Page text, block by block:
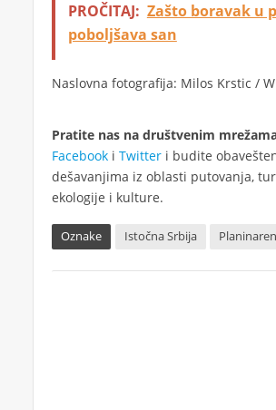
PROČITAJ: Zašto boravak u
poboljšava san
Naslovna fotografija: Milos Krstic /
Pratite nas na društvenim
Facebooki Twitteri budite
dešavanjima iz oblasti putovanja,
ekologije i kulture.
Oznake Istočna Srbija